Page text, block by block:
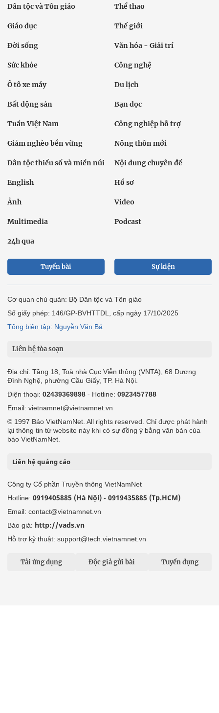
Dân tộc và Tôn giáo Thể thao
Giáo dục Thế giới
Đời sống Văn hóa - Giải trí
Sức khỏe Công nghệ
Ô tô xe máy Du lịch
Bất động sản Bạn đọc
Tuần Việt Nam Công nghiệp hỗ trợ
Giảm nghèo bền vững Nông thôn mới
Dân tộc thiểu số và miền núi Nội dung chuyên đề
English Hồ sơ
Ảnh Video
Multimedia Podcast
24h qua
Tuyến bài Sự kiện
Cơ quan chủ quản: Bộ Dân tộc và Tôn giáo
Số giấy phép: 146/GP-BVHTTDL, cấp ngày 17/10/2025
Tổng biên tập: Nguyễn Văn Bá
Liên hệ tòa soạn
Địa chỉ: Tầng 18, Toà nhà Cục Viễn thông (VNTA), 68 Dương
Đình Nghệ, phường Cầu Giấy, TP. Hà Nội.
Điện thoại: 02439369898 - Hotline: 0923457788
Email: vietnamnet@vietnamnet.vn
© 1997 Báo VietNamNet. All rights reserved. Chỉ được phát hành
lại thông tin từ website này khi có sự đồng ý bằng văn bản của
báo VietNamNet.
Liên hệ quảng cáo
Công ty Cổ phần Truyền thông VietNamNet
Hotline: 0919405885 (Hà Nội) - 0919435885 (Tp.HCM)
Email: contact@vietnamnet.vn
Báo giá: http://vads.vn
Hỗ trợ kỹ thuật: support@tech.vietnamnet.vn
Tải ứng dụng Độc giả gửi bài Tuyển dụng